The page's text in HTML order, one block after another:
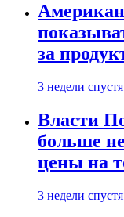
за
3 недели спустя
Власти
больше
цены на
3 недели спустя